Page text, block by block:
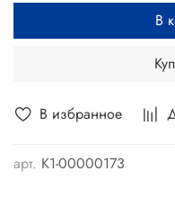
В избранное
арт. K1-00000173
В